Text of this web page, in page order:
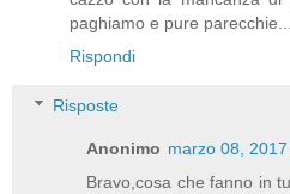
paghiamo e pure
Rispondi
Risposte
Anonimo marzo 08,
Bravo,cosa che fanno in